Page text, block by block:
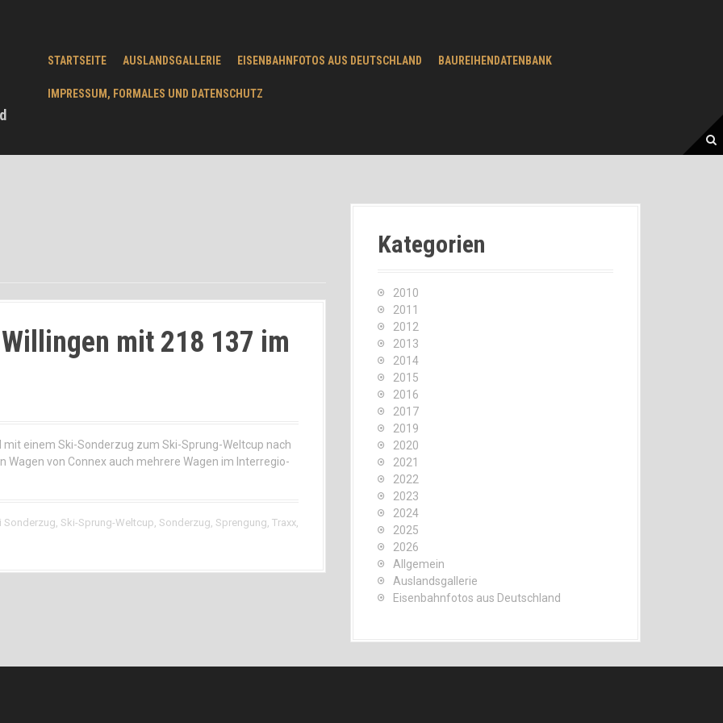
STARTSEITE AUSLANDSGALLERIE EISENBAHNFOTOS AUS DEUTSCHLAND BAUREIHENDATENBANK
IMPRESSUM, FORMALES UND DATENSCHUTZ
mit 218 137 im
einem Ski-Sonderzug zum Ski-Sprung-Weltcup nach
von Connex auch mehrere Wagen im Interregio-
Sonderzug, Ski-Sprung-Weltcup, Sonderzug, Sprengung, Traxx,
Kategorien
2010
2011
2012
2013
2014
2015
2016
2017
2019
2020
2021
2022
2023
2024
2025
2026
Allgemein
Auslandsgallerie
Eisenbahnfotos aus Deutschland